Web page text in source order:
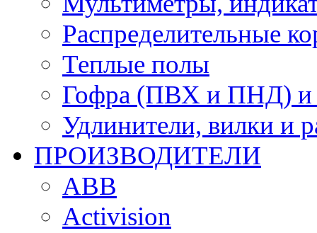
Распределительные
Теплые полы
Гофра (ПВХ и ПНД) и
Удлинители, вилки и
ПРОИЗВОДИТЕЛИ
ABB
Activision